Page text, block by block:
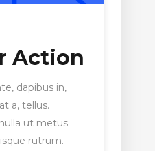
Action
dapibus in,
a, tellus.
ut metus
rutrum.